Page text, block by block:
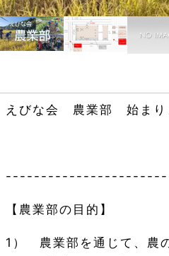
えびな会 農業部 始まり
【農業部の目的】
1 ） 農業部を通じて、農